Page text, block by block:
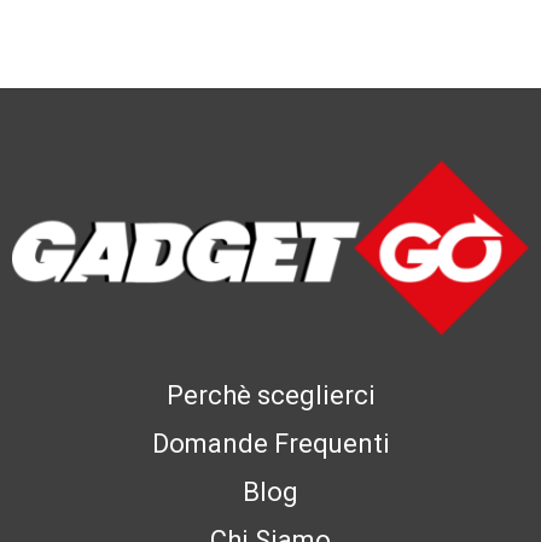
Perchè sceglierci
Domande Frequenti
Blog